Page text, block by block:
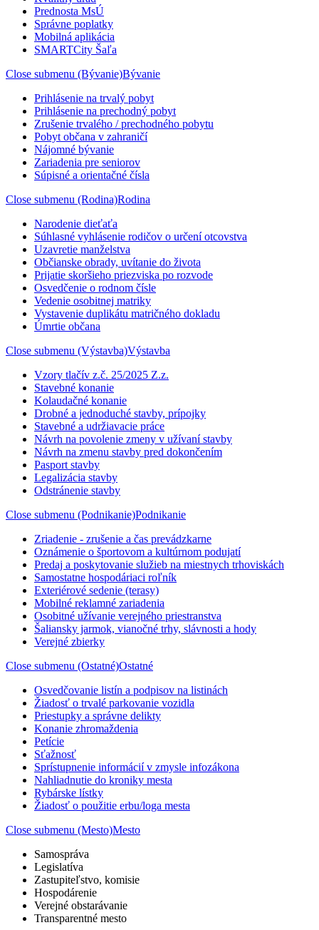
Prednosta MsÚ
Správne poplatky
Mobilná aplikácia
SMARTCity Šaľa
Close submenu (Bývanie)Bývanie
Prihlásenie na trvalý pobyt
Prihlásenie na prechodný pobyt
Zrušenie trvalého / prechodného pobytu
Pobyt občana v zahraničí
Nájomné bývanie
Zariadenia pre seniorov
Súpisné a orientačné čísla
Close submenu (Rodina)Rodina
Narodenie dieťaťa
Súhlasné vyhlásenie rodičov o určení otcovstva
Uzavretie manželstva
Občianske obrady, uvítanie do života
Prijatie skoršieho priezviska po rozvode
Osvedčenie o rodnom čísle
Vedenie osobitnej matriky
Vystavenie duplikátu matričného dokladu
Úmrtie občana
Close submenu (Výstavba)Výstavba
Vzory tlačív z.č. 25/2025 Z.z.
Stavebné konanie
Kolaudačné konanie
Drobné a jednoduché stavby, prípojky
Stavebné a udržiavacie práce
Návrh na povolenie zmeny v užívaní stavby
Návrh na zmenu stavby pred dokončením
Pasport stavby
Legalizácia stavby
Odstránenie stavby
Close submenu (Podnikanie)Podnikanie
Zriadenie - zrušenie a čas prevádzkarne
Oznámenie o športovom a kultúrnom podujatí
Predaj a poskytovanie služieb na miestnych trhoviskách
Samostatne hospodáriaci roľník
Exteriérové sedenie (terasy)
Mobilné reklamné zariadenia
Osobitné užívanie verejného priestranstva
Šaliansky jarmok, vianočné trhy, slávnosti a hody
Verejné zbierky
Close submenu (Ostatné)Ostatné
Osvedčovanie listín a podpisov na listinách
Žiadosť o trvalé parkovanie vozidla
Priestupky a správne delikty
Konanie zhromaždenia
Petície
Sťažnosť
Sprístupnenie informácií v zmysle infozákona
Nahliadnutie do kroniky mesta
Rybárske lístky
Žiadosť o použitie erbu/loga mesta
Close submenu (Mesto)Mesto
Samospráva
Legislatíva
Zastupiteľstvo, komisie
Hospodárenie
Verejné obstarávanie
Transparentné mesto